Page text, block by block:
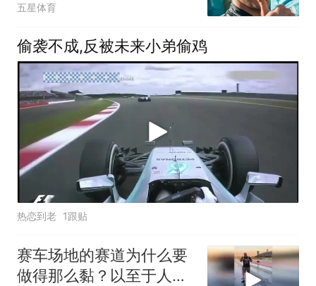
五星体育
偷袭不成,反被未来小弟偷鸡
热恋到老 1跟贴
赛车场地的赛道为什么要
做得那么黏？以至于人站